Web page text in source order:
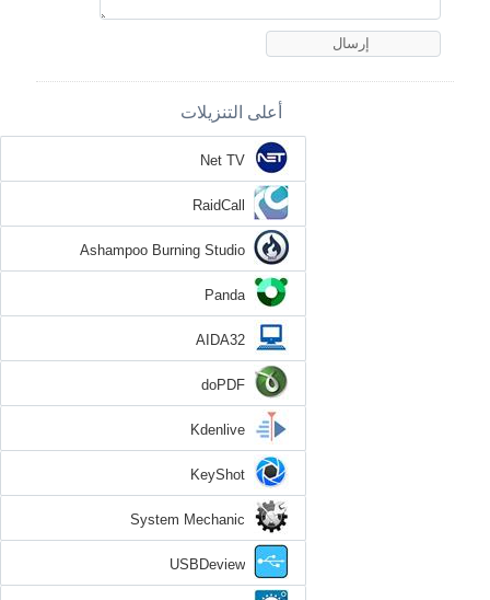
أعلى التنزيلات
Net TV
RaidCall
Ashampoo Burning Studio
Panda
AIDA32
doPDF
Kdenlive
KeyShot
System Mechanic
USBDeview